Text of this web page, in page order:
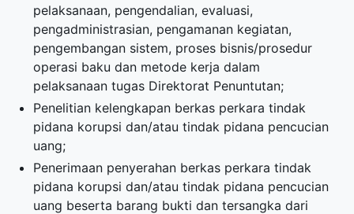
pelaksanaan, pengendalian, evaluasi,
pengadministrasian, pengamanan kegiatan,
pengembangan sistem, proses bisnis/prosedur
operasi baku dan metode kerja dalam
pelaksanaan tugas Direktorat Penuntutan;
Penelitian kelengkapan berkas perkara tindak
pidana korupsi dan/atau tindak pidana pencucian
uang;
Penerimaan penyerahan berkas perkara tindak
pidana korupsi dan/atau tindak pidana pencucian
uang beserta barang bukti dan tersangka dari